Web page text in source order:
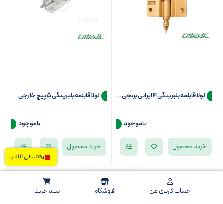
لولا قابلمه بلبرینگی 4 ایرانی برنجی لور
ناموجود
خرید محصول
لولا قابلمه بلبرینگی 5 پیچ خارجی
ناموجود
خرید محصول
حساب کاربری من فروشگاه سبد خرید
پشتیبانی آنلاین